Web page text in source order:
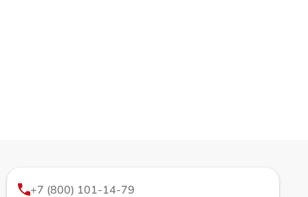
+7 (800) 101-14-79